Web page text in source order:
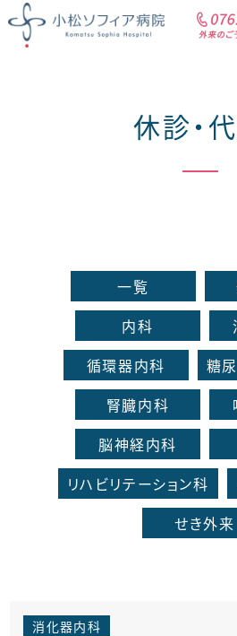
休診・
一覧
内科
循環器内科
糖
腎臓内科
脳神経内科
リハビリテーション科
せき外来
消化器内科